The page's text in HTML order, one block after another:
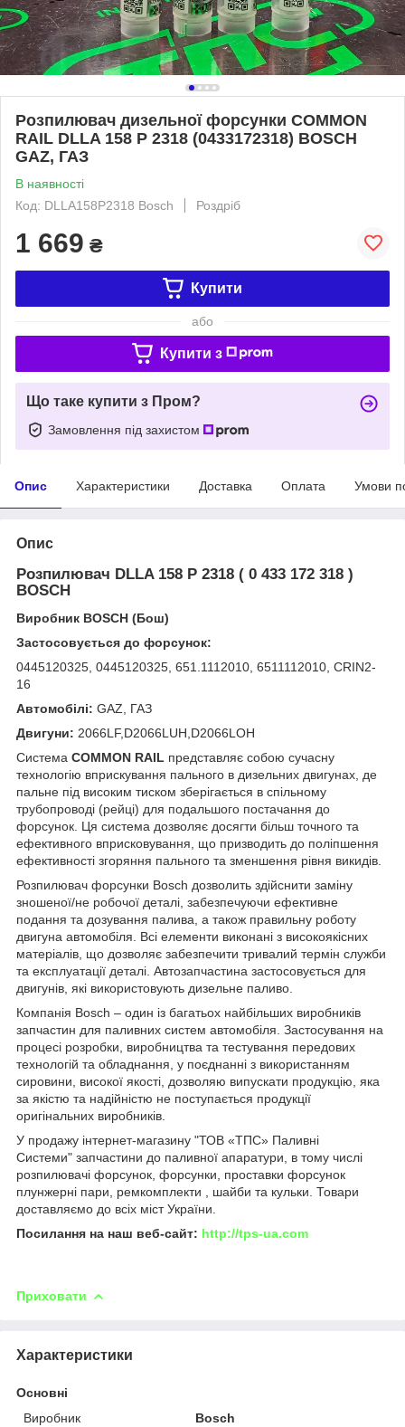
Розпилювач дизельної форсунки COMMON
RAIL DLLA 158 P 2318 (0433172318) BOSCH
GAZ, ГАЗ
В наявності
Код: DLLA158P2318 Bosch
Роздріб
1 669 ₴
Купити
або
Купити з
Що таке купити з Пром?
Замовлення під захистом
Опис Характеристики Доставка Оплата Умови
Опис
Розпилювач DLLA 158 P 2318 ( 0 433 172 318 )
BOSCH
Виробник BOSCH (Бош)
Застосовується до форсунок:
0445120325, 0445120325, 651.1112010, 6511112010, CRIN2-
16
Автомобілі: GAZ, ГАЗ
Двигуни: 2066LF,D2066LUH,D2066LOH
Система COMMON RAIL представляє собою сучасну
технологію вприскування пального в дизельних двигунах, де
пальне під високим тиском зберігається в спільному
трубопроводі (рейці) для подальшого постачання до
форсунок. Ця система дозволяє досягти більш точного та
ефективного вприсковування, що призводить до поліпшення
ефективності згоряння пального та зменшення рівня викидів.
Розпилювач форсунки Bosch дозволить здійснити заміну
зношеної/не робочої деталі, забезпечуючи ефективне
подання та дозування палива, а також правильну роботу
двигуна автомобіля. Всі елементи виконані з високоякісних
матеріалів, що дозволяє забезпечити тривалий термін служби
та експлуатації деталі. Автозапчастина застосовується для
двигунів, які використовують дизельне паливо.
Компанія Bosch – один із багатьох найбільших виробників
запчастин для паливних систем автомобіля. Застосування на
процесі розробки, виробництва та тестування передових
технологій та обладнання, у поєднанні з використанням
сировини, високої якості, дозволяю випускати продукцію, яка
за якістю та надійністю не поступається продукції
оригінальних виробників.
У продажу інтернет-магазину "ТОВ «ТПС» Паливні
Системи" запчастини до паливної апаратури, в тому числі
розпилювачі форсунок, форсунки, проставки форсунок
плунжерні пари, ремкомплекти , шайби та кульки. Товари
доставляємо до всіх міст України.
Посилання на наш веб-сайт: http://tps-ua.com
Приховати
Характеристики
Основні
Виробник
Bosch